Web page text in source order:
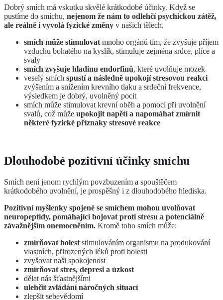
Dobrý smích má vskutku skvělé krátkodobé účinky. Když se
pustíme do smíchu, nejenom že nám to odlehčí psychickou zátěž,
ale reálně i vyvolá fyzické změny v našich tělech.
smích může stimulovat mnoho orgánů tím, že zvyšuje příjem
vzduchu bohatého na kyslík, stimuluje zejména srdce, plíce a
svaly
smích zvyšuje hladinu endorfinů, které uvolňuje mozek
veselý smích spustí a následně upokojí stresovou reakci
zvýšením a snížením krevního tlaku a srdeční frekvence,
výsledkem je dobrý, uvolněný pocit
smích může stimulovat krevní oběh a pomoci při uvolnění
svalů, což může upokojit napětí a napomáhat zmírnit
některé fyzické příznaky stresové reakce
Dlouhodobé pozitivní účinky smíchu
Smích není jenom rychlým povzbuzením a spouštěčem
krátkodobého uvolnění, je prospěšný i z dlouhodobého hlediska.
Pozitivní myšlenky spojené se smíchem mohou uvolňovat
neuropeptidy, pomáhající bojovat proti stresu a potenciálně
závažnějším onemocněním. Kromě toho smích může:
zmírňovat bolest stimulováním organismu na produkování
vlastních, přirozených léků proti bolesti
zvyšovat naši spokojenost
zmírňovat stres, depresi a úzkost
dělat nás šťastnějšími
ulehčit zvládání náročných situací
zlepšit sebevědomí